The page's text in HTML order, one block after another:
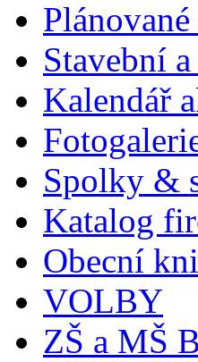
Stavební
Kalendář
Spolky &
Katalog
Obecní
VOLBY
ZŠ a MŠ